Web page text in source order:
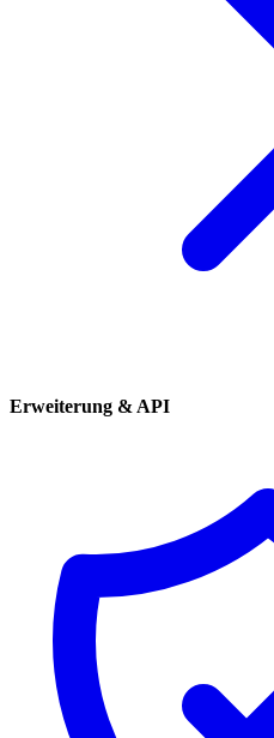
Erweiterung & API